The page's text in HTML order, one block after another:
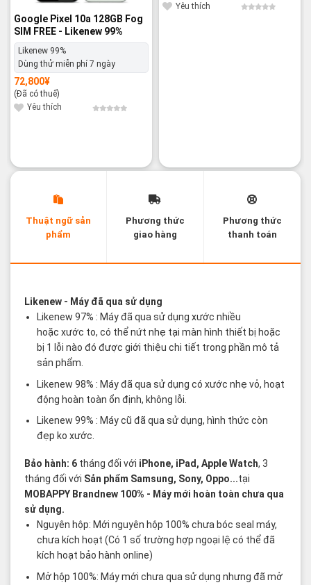
Google Pixel 10a 128GB Fog
SIM FREE - Likenew 99%
Likenew 99%
Dùng thử miễn phí 7 ngày
72,800¥
(Đã có thuế)
Yêu thích
Yêu thích
Thuật ngữ sản
phẩm
Phương thức
giao hàng
Phương thức
thanh toán
Likenew- Máy đã qua sử dụng
Likenew 97% : Máy đã qua sử dụng xước nhiều
hoặc xước to, có thể nứt nhẹ tại màn hình thiết bị hoặc
bị 1 lỗi nào đó được giới thiệu chi tiết trong phần mô tả
sản phẩm.
Likenew 98% : Máy đã qua sử dụng có xước nhẹ vỏ, hoạt
động hoàn toàn ổn định, không lỗi.
Likenew 99% : Máy cũ đã qua sử dụng, hình thức còn
đẹp ko xước.
Bảo hành: 6 tháng đối với iPhone, iPad, Apple Watch, 3
tháng đối với Sản phẩm Samsung, Sony, Oppo...tại
MOBAPPY Brandnew 100% - Máy mới hoàn toàn chưa qua
sử dụng.
Nguyên hộp: Mới nguyên hộp 100% chưa bóc seal máy,
chưa kích hoạt (Có 1 số trường hợp ngoại lệ có thể đã
kích hoạt bảo hành online)
Mở hộp 100%: Máy mới chưa qua sử dụng nhưng đã mở